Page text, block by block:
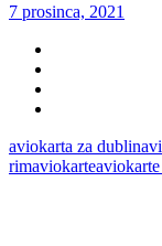
7 prosinca, 2021
aviokarta za dublin
rimaviokarte